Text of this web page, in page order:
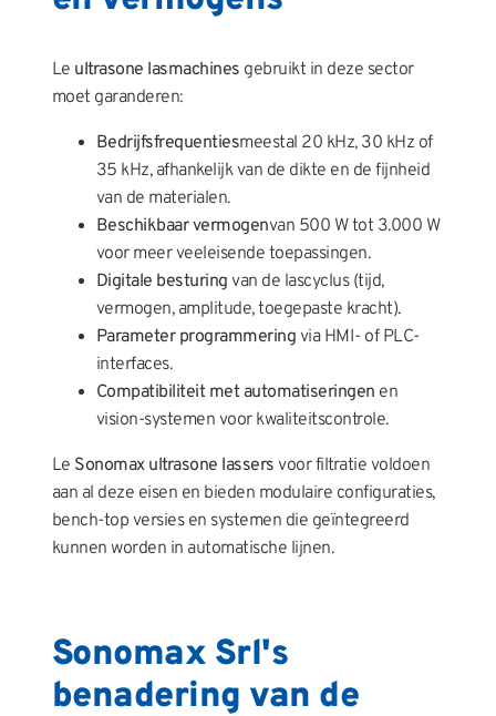
Le ultrasone lasmachines gebruikt in deze sector
moet garanderen:
Bedrijfsfrequentiesmeestal 20 kHz, 30 kHz of
35 kHz, afhankelijk van de dikte en de fijnheid
van de materialen.
Beschikbaar vermogenvan 500 W tot 3.000 W
voor meer veeleisende toepassingen.
Digitale besturing van de lascyclus (tijd,
vermogen, amplitude, toegepaste kracht).
Parameter programmering via HMI- of PLC-
interfaces.
Compatibiliteit met automatiseringen en
vision-systemen voor kwaliteitscontrole.
Le Sonomax ultrasone lassers voor filtratie voldoen
aan al deze eisen en bieden modulaire configuraties,
bench-top versies en systemen die geïntegreerd
kunnen worden in automatische lijnen.
Sonomax Srl's
benadering van de